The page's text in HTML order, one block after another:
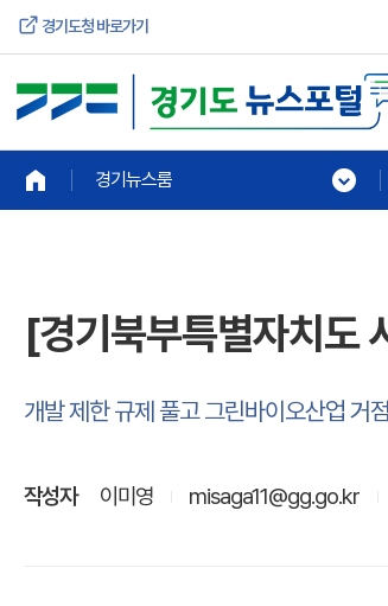
경기도청 바로가기
경기뉴스룸
[경기북부특별자치도
개발 제한 규제 풀고 그린바이오산업 거
작성자 이미영 misaga11@gg.go.kr